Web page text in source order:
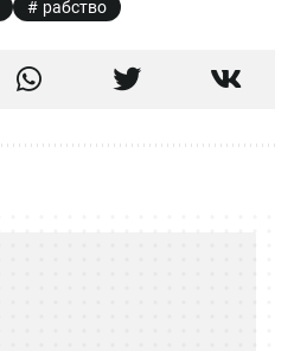
рабство